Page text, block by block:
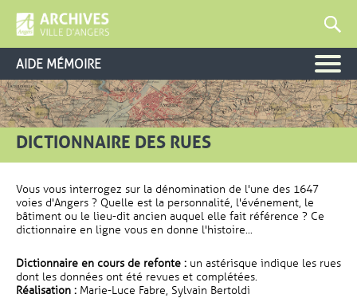
AIDE MÉMOIRE
DICTIONNAIRE DES RUES
Vous vous interrogez sur la dénomination de l'une des 1647
voies d'Angers ? Quelle est la personnalité, l'événement, le
bâtiment ou le lieu-dit ancien auquel elle fait référence ? Ce
dictionnaire en ligne vous en donne l'histoire...
Dictionnaire en cours de refonte : un astérisque indique les rues
dont les données ont été revues et complétées.
Réalisation : Marie-Luce Fabre, Sylvain Bertoldi